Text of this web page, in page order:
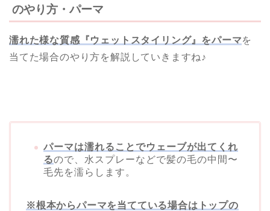
のやり方・パーマ
濡れた様な質感『ウェットスタイリング』をパーマを
当てた場合のやり方を解説していきますね♪
パーマは濡れることでウェーブが出てくれ
るので、水スプレーなどで髪の毛の中間〜
毛先を濡らします。
※根本からパーマを当てている場合はトップの